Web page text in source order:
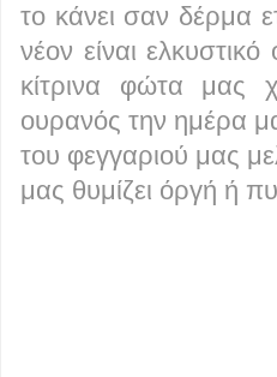
το κάνει σαν δέρμα
νέον είναι
κίτρινα φώτα μας
ουρανός την ημέρα
του φεγγαριού μας
μας θυμίζει όργή ή